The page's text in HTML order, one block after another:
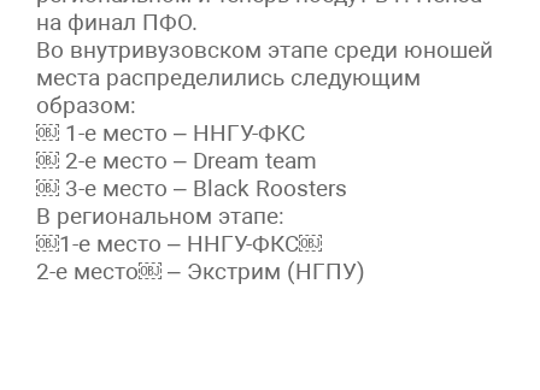
на финал ПФО.
Во внутривузовском этапе среди юношей
места распределились следующим
образом:
￼ 1-е место – ННГУ-ФКС
￼ 2-е место – Dream team
￼ 3-е место – Black Roosters
В региональном этапе:
￼1-е место – ННГУ-ФКС￼
2-е место￼ – Экстрим (НГПУ)